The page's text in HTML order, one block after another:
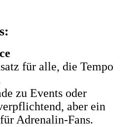
für alle, die Tempo
zu Events oder
aber ein
Adrenalin-Fans.